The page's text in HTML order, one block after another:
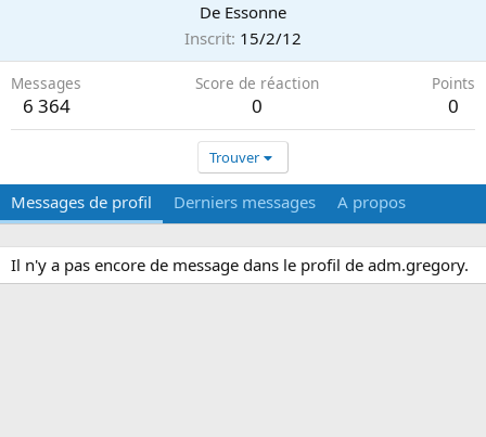
De Essonne
Inscrit 15/2/12
Messages
6 364
Score de réaction
0
Points
0
Trouver
Messages de profil Derniers messages A propos
Il n'y a pas encore de message dans le profil de adm.gregory.